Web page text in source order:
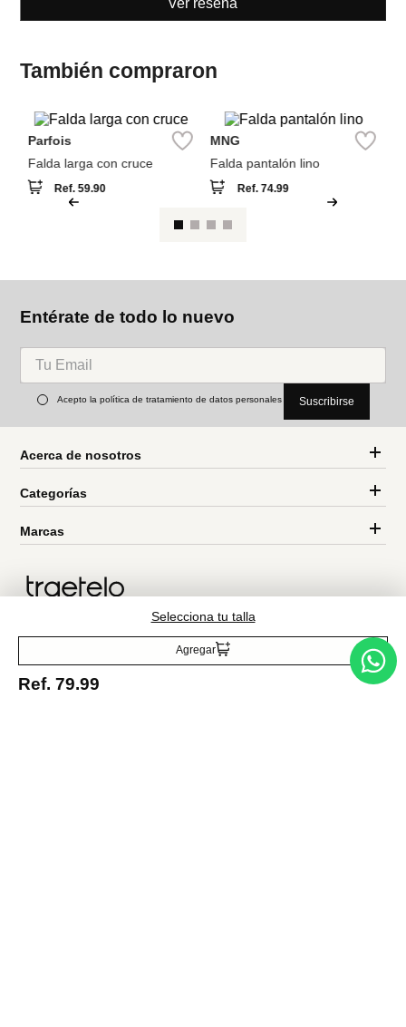
Selecciona tu talla
Agregar
Ref. 79.99
También compraron
Parfois
Falda larga con cruce
Ref.59.90
MNG
Falda pantalón lino
Ref.74.99
Acepto la política de tratamiento de datos personales Suscribirse
Acerca de nosotros